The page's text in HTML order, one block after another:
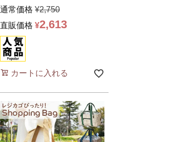
カッパ…
通常価格 ¥2,750
直販価格 ¥2,613
カートに入れる